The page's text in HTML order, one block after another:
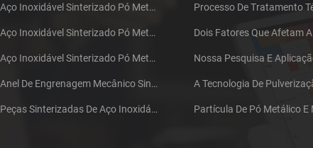
Aço Inoxidável Sinterizado Pó Metalurgia Mecânica De Latão Engrenagem
Aço Inoxidável Sinterizado Pó Metalurgia Metal Gears
Aço Inoxidável Sinterizado Pó Metalurgia Metal Gears
Anel De Engrenagem Mecânico Sinterizado De Aço Inoxidável Da Metalurgia Do Pó
Peças Sinterizadas De Aço Inoxidável Da Metalurgia Do Pó Da Engrenagem Do Ferro